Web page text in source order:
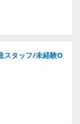
スタッフ/未経験O